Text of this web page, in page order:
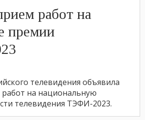
работ на
премии
телевидения объявила
на национальную
телевидения ТЭФИ-2023.